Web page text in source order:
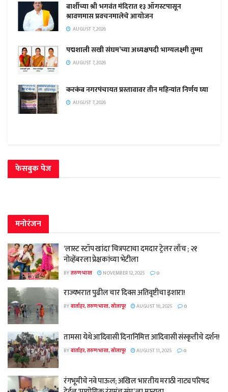
बार्शीच्या श्री भगवंत मंदिरात १३ ऑगस्टपासून
श्रावणमास प्रवचनमालेचे आयोजन
AUGUST 7, 2026
पद्मशाली सखी संघम’च्या अध्यक्षपदी भाग्यलक्ष्मी तुम्मा
AUGUST 7, 2026
करकंब नगरपंचायत प्रस्तावावर तीन महिन्यांत निर्णय घ्या
AUGUST 7, 2026
फेसबुक पेज
मनोरंजन
‘लास्ट स्टॉप खांदा’ चित्रपटाचा दमदार ट्रेलर लाँच ; २१
नोव्हेंबरला प्रेक्षकांच्या भेटीला
BYतरुण भारत NOVEMBER 12, 2025 0
राज्यभरात पुढील चार दिवस अतिवृष्टीचा इशारा!
BYवार्ताहर, तरुण भारत, सोलापूर AUGUST 16, 2025 0
तामसा येथे आदिवासी दिनानिमित्त आदिवासी संस्कृतीचे दर्शन!
BYवार्ताहर, तरुण भारत, सोलापूर AUGUST 11, 2025 0
रंगभूमीचे नवे पाऊल; अखिल भारतीय मराठी नाट्य परिषद